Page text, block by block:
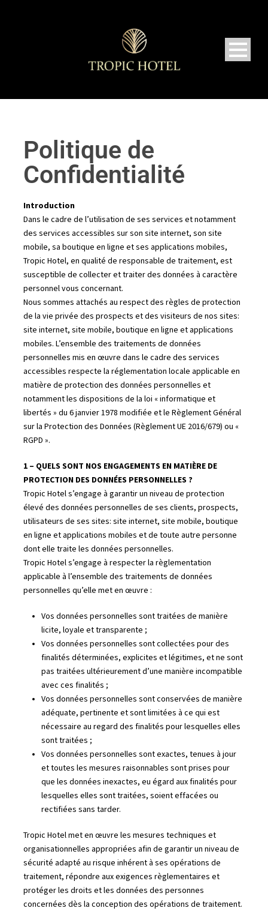
Politique de
Confidentialité
Introduction
Dans le cadre de l’utilisation de ses services et notamment
des services accessibles sur son site internet, son site
mobile, sa boutique en ligne et ses applications mobiles,
Tropic Hotel, en qualité de responsable de traitement, est
susceptible de collecter et traiter des données à caractère
personnel vous concernant.
Nous sommes attachés au respect des règles de protection
de la vie privée des prospects et des visiteurs de nos sites:
site internet, site mobile, boutique en ligne et applications
mobiles. L’ensemble des traitements de données
personnelles mis en œuvre dans le cadre des services
accessibles respecte la réglementation locale applicable en
matière de protection des données personnelles et
notamment les dispositions de la loi « informatique et
libertés » du 6 janvier 1978 modifiée et le Règlement Général
sur la Protection des Données (Règlement UE 2016/679) ou «
RGPD ».
1 – QUELS SONT NOS ENGAGEMENTS EN MATIÈRE DE
PROTECTION DES DONNÉES PERSONNELLES ?
Tropic Hotel s’engage à garantir un niveau de protection
élevé des données personnelles de ses clients, prospects,
utilisateurs de ses sites: site internet, site mobile, boutique
en ligne et applications mobiles et de toute autre personne
dont elle traite les données personnelles.
Tropic Hotel s’engage à respecter la règlementation
applicable à l’ensemble des traitements de données
personnelles qu’elle met en œuvre :
Vos données personnelles sont traitées de manière
licite, loyale et transparente ;
Vos données personnelles sont collectées pour des
finalités déterminées, explicites et légitimes, et ne sont
pas traitées ultérieurement d’une manière incompatible
avec ces finalités ;
Vos données personnelles sont conservées de manière
adéquate, pertinente et sont limitées à ce qui est
nécessaire au regard des finalités pour lesquelles elles
sont traitées ;
Vos données personnelles sont exactes, tenues à jour
et toutes les mesures raisonnables sont prises pour
que les données inexactes, eu égard aux finalités pour
lesquelles elles sont traitées, soient effacées ou
rectifiées sans tarder.
Tropic Hotel met en œuvre les mesures techniques et
organisationnelles appropriées afin de garantir un niveau de
sécurité adapté au risque inhérent à ses opérations de
traitement, répondre aux exigences règlementaires et
protéger les droits et les données des personnes
concernées dès la conception des opérations de traitement.